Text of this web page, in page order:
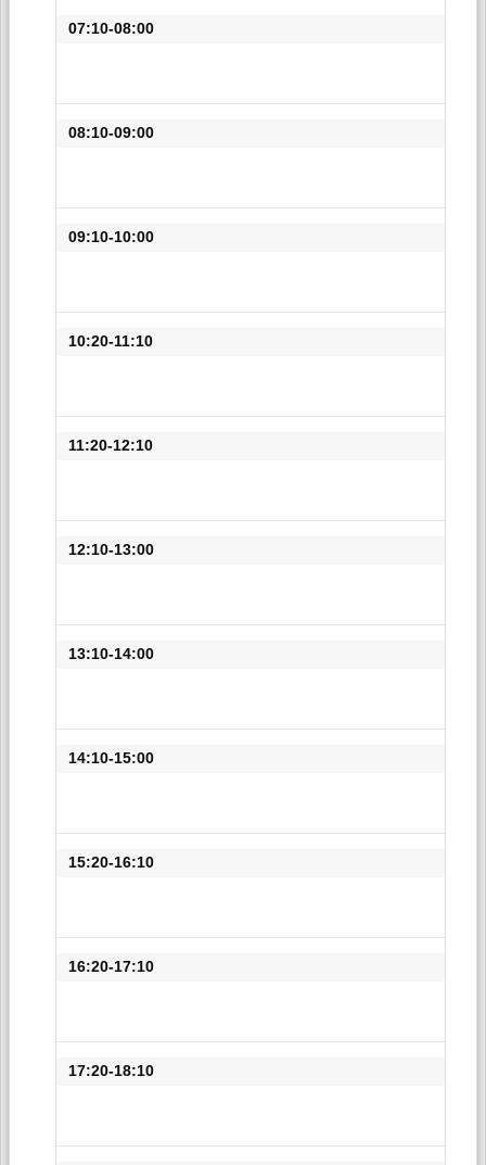
07:10-08:00
08:10-09:00
09:10-10:00
10:20-11:10
11:20-12:10
12:10-13:00
13:10-14:00
14:10-15:00
15:20-16:10
16:20-17:10
17:20-18:10